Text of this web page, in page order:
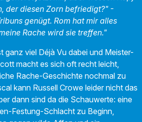
der diesen Zorn befriedigt?" -
genügt. Rom hat mir alles
Rache wird sie treffen."
ganz viel Déjà Vu dabei und Meister-
macht es sich oft recht leicht,
Rache-Geschichte nochmal zu
kann Russell Crowe leider nicht das
dann sind da die Schauwerte: eine
Festung-Schlacht zu Beginn,